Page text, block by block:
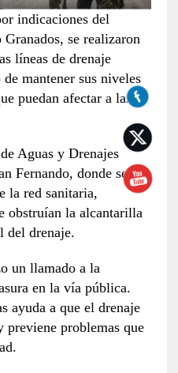
indicaciones del
se realizaron
líneas de drenaje
mantener sus niveles
puedan afectar a las
Aguas y Drenajes
Fernando, donde se
la red sanitaria,
obstruían la alcantarilla
del drenaje.
un llamado a la
en la vía pública.
ayuda a que el drenaje
previene problemas que